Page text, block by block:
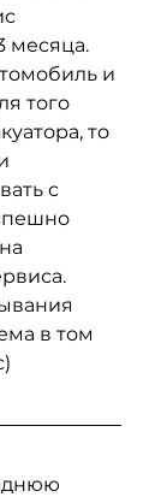
месяца.
и
того
то
с
в том